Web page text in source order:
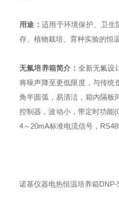
用途： 适用于环境保护、卫生
存、植物栽培、育种实验的恒
无氟培养箱简介： 全新无氟设
将噪声降至更低限度，与传统
角半圆弧，易清洁，箱内隔板
控制器，波动小，带定时功能
4～20mA标准电流信号，
诺基仪器电热恒温培养箱